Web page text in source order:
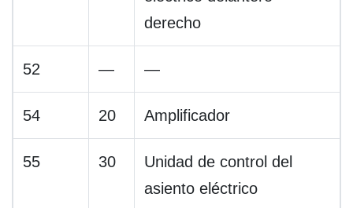
derecho
52 — —
54 20 Amplificador
55 30
Unidad de control del
asiento eléctrico